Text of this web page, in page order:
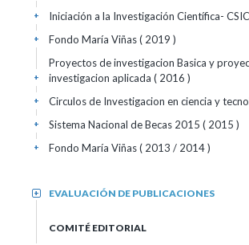
Iniciación a la Investigación Científica-
+
Fondo María Viñas ( 2019 )
+
Proyectos de investigacion Basica y
investigacion aplicada ( 2016 )
+
Circulos de Investigacion en ciencia y
+
Sistema Nacional de Becas 2015 ( 2015 )
+
Fondo María Viñas ( 2013 / 2014 )
+
EVALUACIÓN DE PUBLICACIONES
+
COMITÉ EDITORIAL